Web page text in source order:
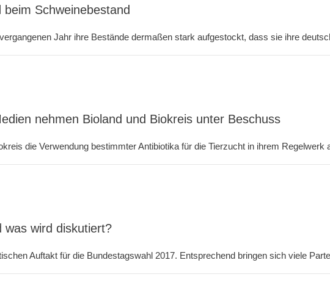
Schweinebestand
Jahr ihre Bestände dermaßen stark aufgestockt, dass sie ihre
nehmen Bioland und Biokreis unter Beschuss
die Verwendung bestimmter Antibiotika für die Tierzucht in ihrem Regelwerk
was wird diskutiert?
Auftakt für die Bundestagswahl 2017. Entsprechend bringen sich viele